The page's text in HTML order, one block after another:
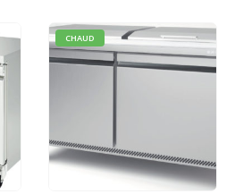
CHAUD